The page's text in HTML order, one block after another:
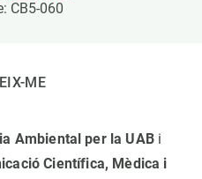
CB5-060
ME
Ambiental per la UABi
Científica, Mèdica i